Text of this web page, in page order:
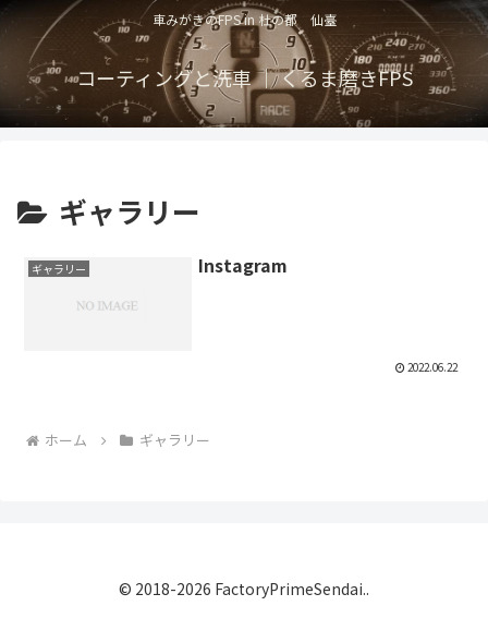
車みがきのFPS in 杜の都 仙臺
コーティングと洗車 ｜ くるま磨きFPS
ギャラリー
ギャラリー Instagram
2022.06.22
ホーム ギャラリー
© 2018-2026 FactoryPrimeSendai..